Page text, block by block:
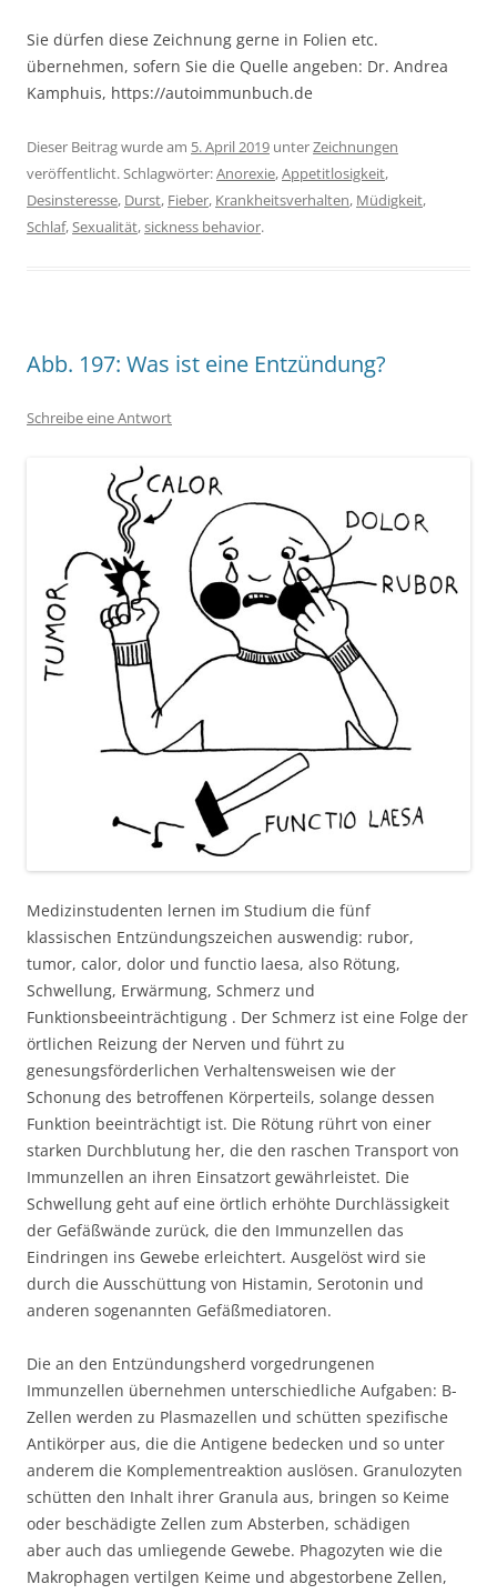
Sie dürfen diese Zeichnung gerne in Folien etc.
übernehmen, sofern Sie die Quelle angeben: Dr. Andrea
Kamphuis, https://autoimmunbuch.de
Dieser Beitrag wurde am 5. April 2019 unterZeichnungen
veröffentlicht. Schlagwörter:Anorexie,Appetitlosigkeit,
Desinsteresse, Durst, Fieber, Krankheitsverhalten, Müdigkeit,
Schlaf,Sexualität,sickness behavior.
Abb. 197: Was ist eine Entzündung?
Schreibe eine Antwort
Medizinstudenten lernen im Studium die fünf
klassischen Entzündungszeichen auswendig: rubor,
tumor, calor, dolor und functio laesa, also Rötung,
Schwellung, Erwärmung, Schmerz und
Funktionsbeeinträchtigung . Der Schmerz ist eine Folge der
örtlichen Reizung der Nerven und führt zu
genesungsförderlichen Verhaltensweisen wie der
Schonung des betroffenen Körperteils, solange dessen
Funktion beeinträchtigt ist. Die Rötung rührt von einer
starken Durchblutung her, die den raschen Transport von
Immunzellen an ihren Einsatzort gewährleistet. Die
Schwellung geht auf eine örtlich erhöhte Durchlässigkeit
der Gefäßwände zurück, die den Immunzellen das
Eindringen ins Gewebe erleichtert. Ausgelöst wird sie
durch die Ausschüttung von Histamin, Serotonin und
anderen sogenannten Gefäßmediatoren.
Die an den Entzündungsherd vorgedrungenen
Immunzellen übernehmen unterschiedliche Aufgaben: B-
Zellen werden zu Plasmazellen und schütten spezifische
Antikörper aus, die die Antigene bedecken und so unter
anderem die Komplementreaktion auslösen. Granulozyten
schütten den Inhalt ihrer Granula aus, bringen so Keime
oder beschädigte Zellen zum Absterben, schädigen
aber auch das umliegende Gewebe. Phagozyten wie die
Makrophagen vertilgen Keime und abgestorbene Zellen,